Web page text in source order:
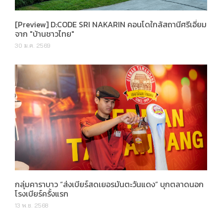
[Preview] D:CODE SRI NAKARIN คอนโดใกล้สถานีศรีเอี่ยม
จาก "บ้านชาวไทย"
30 ม.ค. 2569
กลุ่มคาราบาว “ส่งเบียร์สดเยอรมันตะวันแดง” บุกตลาดนอก
โรงเบียร์ครั้งแรก
13 พ.ย. 2568